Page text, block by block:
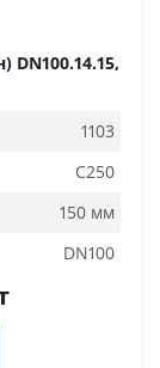
1103
C250
150 мм
DN100